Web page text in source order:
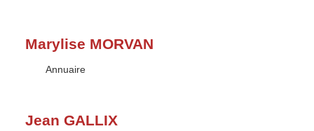
Marylise MORVAN
Type :
Annuaire
Jean GALLIX